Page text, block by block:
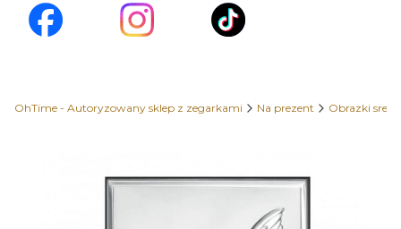
OhTime - Autoryzowany sklep z zegarkami Na prezent Obrazki